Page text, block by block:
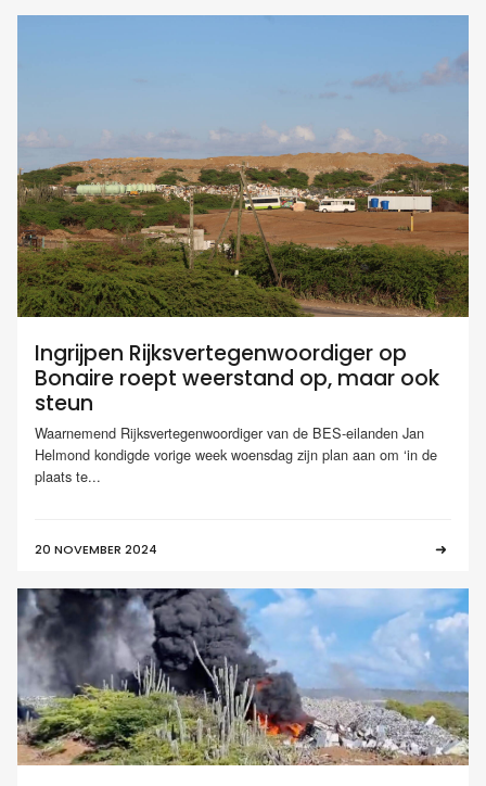
Ingrijpen Rijksvertegenwoordiger op
Bonaire roept weerstand op, maar ook
steun
Waarnemend Rijksvertegenwoordiger van de BES-eilanden Jan
Helmond kondigde vorige week woensdag zijn plan aan om ‘in de
plaats te...
20 NOVEMBER 2024